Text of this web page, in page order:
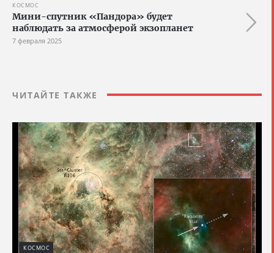
КОСМОС
Мини-спутник «Пандора» будет
наблюдать за атмосферой экзопланет
7 февраля 2025
ЧИТАЙТЕ ТАКЖЕ
КОСМОС